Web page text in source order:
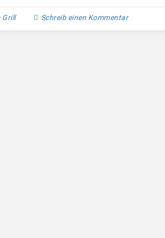
Grill Schreib einen Kommentar